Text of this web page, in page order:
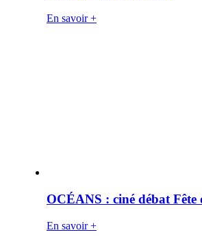
En savoir +
OCÉANS : ciné débat Fête
En savoir +